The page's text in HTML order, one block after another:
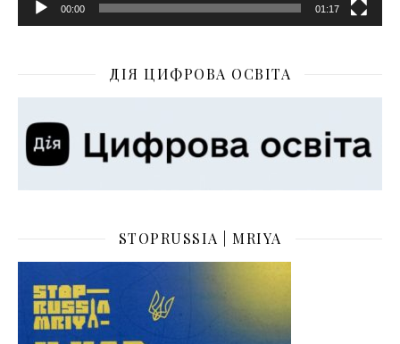
00:00 01:17
ДІЯ ЦИФРОВА ОСВІТА
STOPRUSSIA | MRIYA